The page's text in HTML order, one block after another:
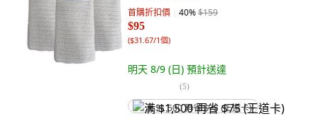
首購折扣價 40%$159
$95
($31.67/1個)
明天 8/9 (日) 預計送達
(5)
满 $1,500 再省 $75 (王道卡)